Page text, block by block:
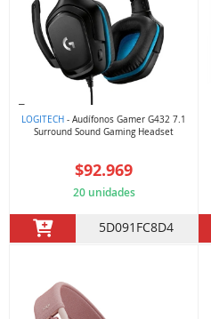
LOGITECH - Audífonos Gamer G432 7.1
Surround Sound Gaming Headset
$92.969
20 unidades
5D091FC8D4